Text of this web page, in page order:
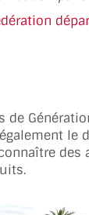
de
le
des